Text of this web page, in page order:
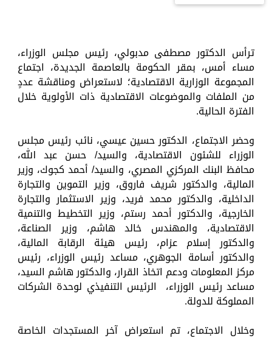
ترأس الدكتور مصطفى مدبولي، رئيس مجلس الوزراء،
مساء أمس، بمقر الحكومة بالعاصمة الجديدة، اجتماع
المجموعة الوزارية الاقتصادية؛ لاستعراض ومناقشة عددٍ
من الملفات والموضوعات الاقتصادية ذات الأولوية خلال
الفترة الحالية.
وحضر الاجتماع، الدكتور حسين عيسي، نائب رئيس مجلس
الوزراء للشئون الاقتصادية، والسيد/ حسن عبد الله،
محافظ البنك المركزي المصري، والسيد/ أحمد كجوك، وزير
المالية، والدكتور شريف فاروق، وزير التموين والتجارة
الداخلية، والدكتور محمد فريد، وزير الاستثمار والتجارة
الخارجية، والدكتور أحمد رستم، وزير التخطيط والتنمية
الاقتصادية، والمهندس خالد هاشم، وزير الصناعة،
والدكتور إسلام عزام، رئيس هيئة الرقابة المالية،
والدكتور أسامة الجوهري، مساعد رئيس الوزراء، رئيس
مركز المعلومات ودعم اتخاذ القرار، والدكتور هاشم السيد،
مساعد رئيس الوزراء، الرئيس التنفيذي لوحدة الشركات
المملوكة للدولة.
وخلال الاجتماع، تم استعراض آخر المستجدات الخاصة